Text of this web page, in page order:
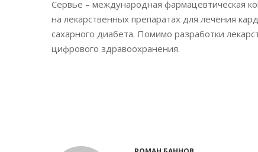
Сервье – международная фармацевтическая
на лекарственных препаратах для лечения
сахарного диабета. Помимо разработки
цифрового здравоохранения.